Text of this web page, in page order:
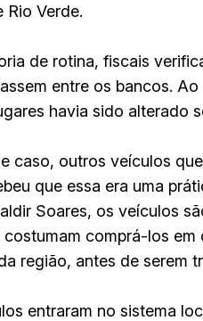
Rio Verde.
de rotina, fiscais
entre os bancos.
havia sido alterado
caso, outros veículos
que essa era uma
Soares, os veículos
costumam comprá-los
região, antes de serem
entraram no sistema